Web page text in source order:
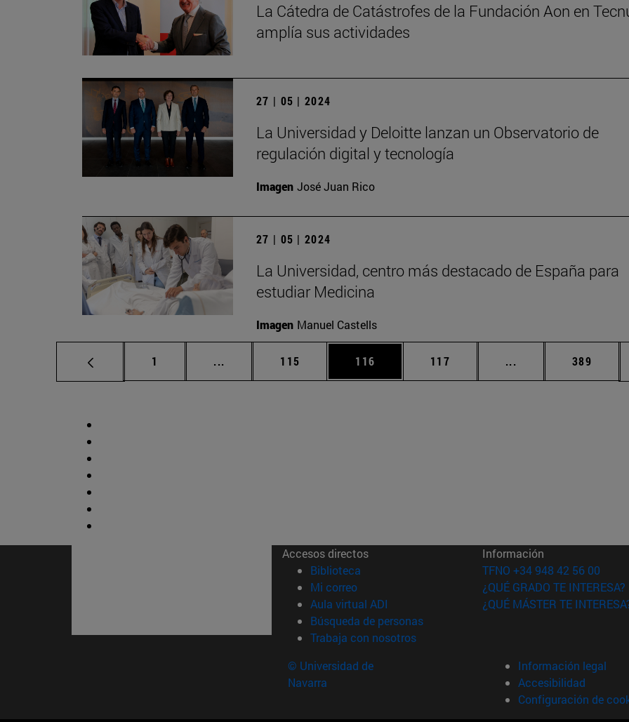
La Cátedra de Catástrofes de la Fundación Aon en
amplía sus actividades
27 | 05 | 2024
La Universidad y Deloitte lanzan un Observatorio de
regulación digital y tecnología
Imagen José Juan Rico
27 | 05 | 2024
La Universidad, centro más destacado de España para
estudiar Medicina
Imagen Manuel Castells
Página
1 ... Páginas intermedias Use TAB para desplazarse.
Página
115 Página
116 Página
117 ... Páginas intermedias
Página
389
Accesos directos
Biblioteca (abre en nueva ventana)
Mi correo(abre en nueva ventana)
Aula virtual ADI (abre en nueva ventana)
Búsqueda de personas(abre en nueva ventana)
Trabaja con nosotros(abre en nueva ventana)
Información
TFNO +34 948 42 56 00
¿QUÉ GRADO TE INTERESA?
¿QUÉ MÁSTER TE
© Universidad de
Navarra
Información legal
Accesibilidad
Configuración de